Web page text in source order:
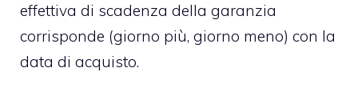
effettiva di scadenza della garanzia
corrisponde (giorno più, giorno meno) con la
data di acquisto.